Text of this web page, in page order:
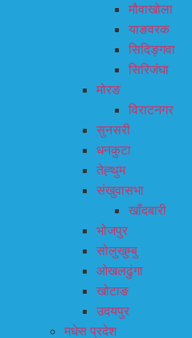
मौवाखोला
याङवरक
सिदिङ्गवा
सिरिजंघा
मोरङ
विराटनगर
सुनसरी
धनकुटा
तेह्थुम
संखुवासभा
खाँदबारी
भोजपुर
सोलुखुम्बु
ओखलढुंगा
खोटाङ
उदयपुर
मधेस प्रदेश